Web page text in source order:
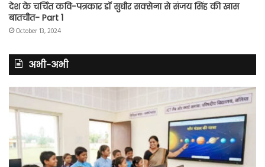
देश के चर्चित कवि-पत्रकार डॉ सुधीर सक्सेना से संजय सिंह की खास
बातचीत- Part 1
October 13, 2024
अभी-अभी